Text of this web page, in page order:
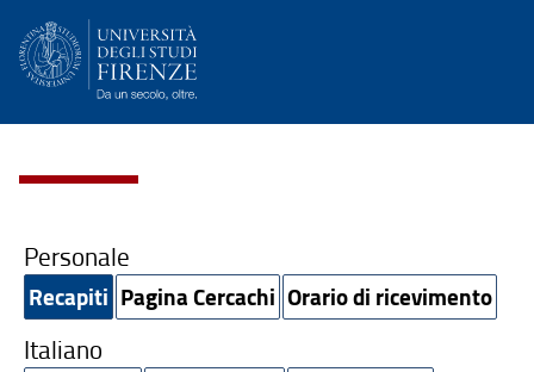
Personale
Recapiti Pagina Cercachi Orario di ricevimento
Italiano